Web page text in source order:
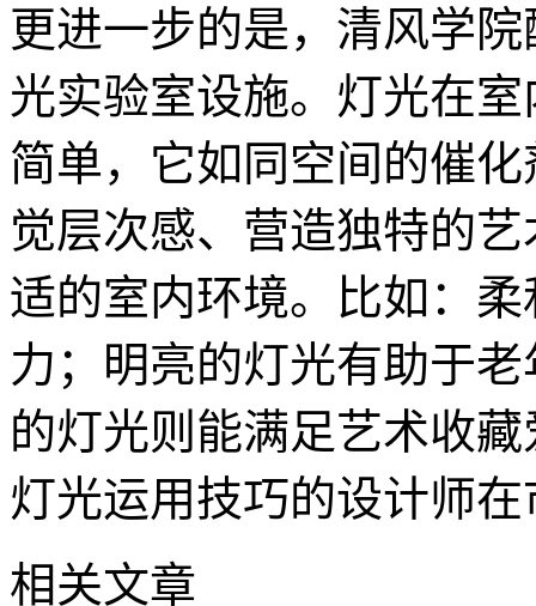
更进一步的是，清风学
光实验室设施。灯光在
简单，它如同空间的催
觉层次感、营造独特的
适的室内环境。比如：
力；明亮的灯光有助于
的灯光则能满足艺术收
灯光运用技巧的设计师
相关文章